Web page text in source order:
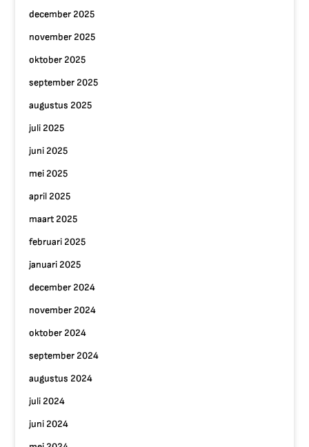
december 2025
november 2025
oktober 2025
september 2025
augustus 2025
juli 2025
juni 2025
mei 2025
april 2025
maart 2025
februari 2025
januari 2025
december 2024
november 2024
oktober 2024
september 2024
augustus 2024
juli 2024
juni 2024